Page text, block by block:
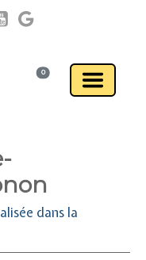
0
dans la